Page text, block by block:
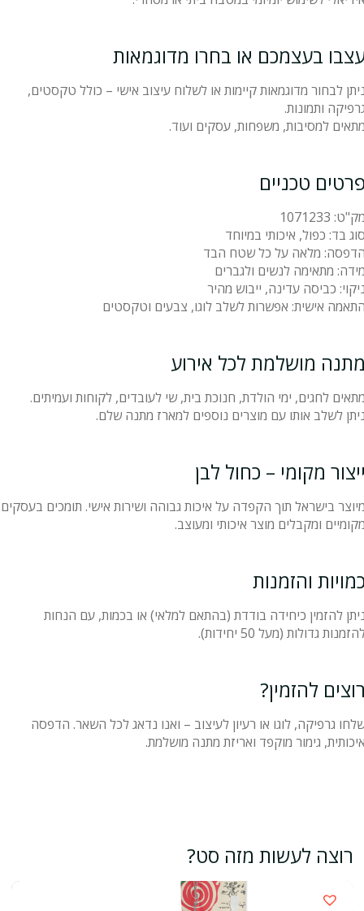
בעצמכם או בחרו מדוגמאות
לבחור מדוגמאות קיימות או לשלוח עיצוב אישי – כולל טקסטים,
ותמונות.
למסיבות, משפחות, עסקים ועוד.
טכניים
1071233
בד: כפול, איכותי במיוחד
מלאה על כל שטח הבד
מתאימה לנשים ולגברים
כביסה עדינה, ייבוש מהיר
אישית: אפשרות לשלב לוגו, צבעים וטקסטים
מושלמת לכל אירוע
לחגים, ימי הולדת, חנוכת בית, שי לעובדים, לקוחות ועמיתים.
לשלב אותו עם מוצרים נוספים למארז מתנה שלם.
מקומי – כחול לבן
בישראל תוך הקפדה על איכות גבוהה ושירות אישי. תומכים בעסקים
ומקבלים מוצר איכותי ומעוצב.
והזמנות
להזמין כיחידה בודדת (בהתאם למלאי) או בכמות, עם הנחות
גדולות (מעל 50 יחידות).
להזמין?
גרפיקה, לוגו או רעיון לעיצוב – ואנו נדאג לכל השאר. הדפסה
גימור מוקפד ואריזת מתנה מושלמת.
רוצה לעשות מזה סט?